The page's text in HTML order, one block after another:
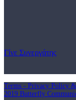
Γίνε Συνεργάτης
Terms - Privacy Policy
2019 Butterfly